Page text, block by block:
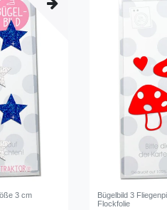
3 cm
Bügelbild 3
Flockfolie